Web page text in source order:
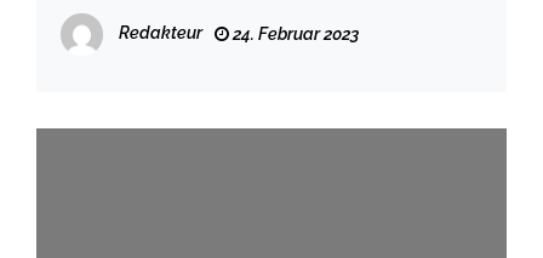
Menschen mit Behinderung im
Kreisgebiet
Redakteur 24. Februar 2023